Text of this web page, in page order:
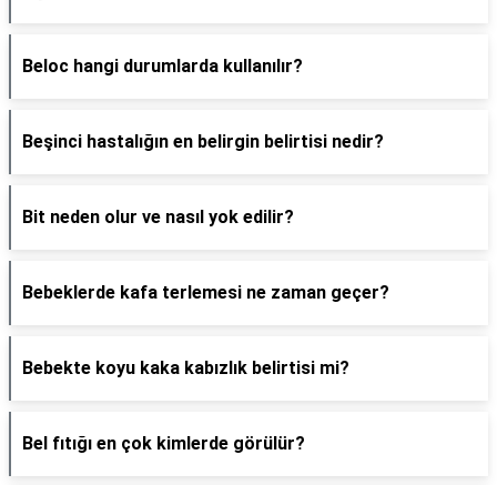
Beloc hangi durumlarda kullanılır?
Beşinci hastalığın en belirgin belirtisi nedir?
Bit neden olur ve nasıl yok edilir?
Bebeklerde kafa terlemesi ne zaman geçer?
Bebekte koyu kaka kabızlık belirtisi mi?
Bel fıtığı en çok kimlerde görülür?